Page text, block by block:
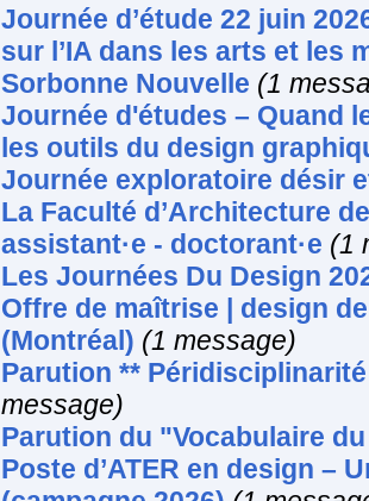
Journée d’étude 22 juin
sur l’IA dans les arts et les
Sorbonne Nouvelle (1
Journée d'études – Quand
les outils du design
Journée exploratoire désir
La Faculté d’Architecture
assistant·e - doctorant·e (1
Les Journées Du Design
Offre de maîtrise | design
(Montréal) (1 message)
Parution **
message)
Parution du "Vocabulaire
Poste d’ATER en design –